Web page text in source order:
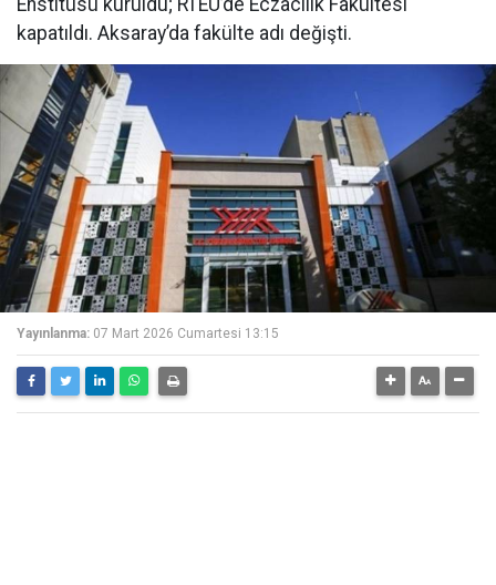
kapatıldı. Aksaray’da fakülte adı değişti.
Yayınlanma: 07 Mart 2026 Cumartesi 13:15